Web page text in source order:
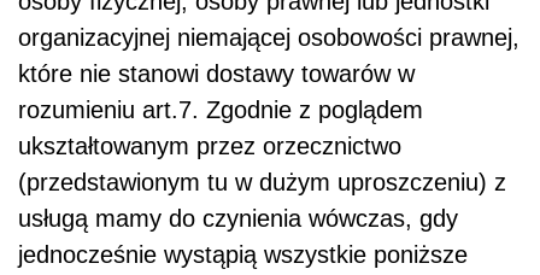
organizacyjnej niemającej osobowości prawnej,
które nie stanowi dostawy towarów w
rozumieniu art.7. Zgodnie z poglądem
ukształtowanym przez orzecznictwo
(przedstawionym tu w dużym uproszczeniu) z
usługą mamy do czynienia wówczas, gdy
jednocześnie wystąpią wszystkie poniższe